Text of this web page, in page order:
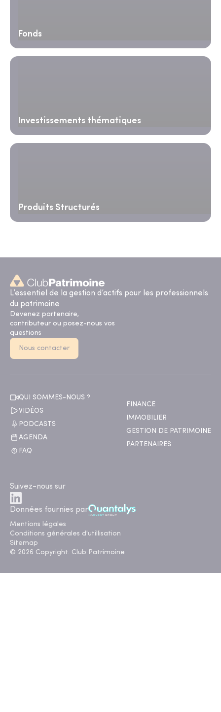
Fonds
Investissements thématiques
Produits Structurés
L’essentiel de la gestion d’actifs pour les professionnels
du patrimoine
Devenez partenaire,
contributeur ou posez-nous vos
questions
Nous contacter
QUI SOMMES-NOUS ?
VIDÉOS
PODCASTS
AGENDA
FAQ
FINANCE
IMMOBILIER
GESTION DE PATRIMOINE
PARTENAIRES
Suivez-nous sur
Données fournies par
Mentions légales
Conditions générales d'utillisation
Sitemap
© 2026 Copyright. Club Patrimoine